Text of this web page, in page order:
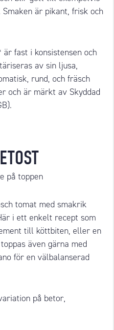
är pikant, frisk och
är fast i konsistensen och
av sin ljusa,
rund, och fräsch
och är märkt av Skyddad
på toppen
tomat med smakrik
i ett enkelt recept som
till köttbiten, eller en
även gärna med
för en välbalanserad
på betor,